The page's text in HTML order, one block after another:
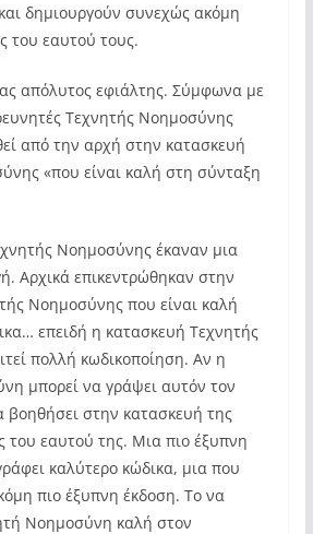
δημιουργούν συνεχώς ακόμη
του εαυτού τους.
απόλυτος εφιάλτης. Σύμφωνα με
Τεχνητής Νοημοσύνης
από την αρχή στην κατασκευή
«που είναι καλή στη σύνταξη
Νοημοσύνης έκαναν μια
Αρχικά επικεντρώθηκαν στην
Νοημοσύνης που είναι καλή
επειδή η κατασκευή Τεχνητής
πολλή κωδικοποίηση. Αν η
μπορεί να γράψει αυτόν τον
βοηθήσει στην κατασκευή της
του εαυτού της. Μια πιο έξυπνη
καλύτερο κώδικα, μια που
πιο έξυπνη έκδοση. Το να
Νοημοσύνη καλή στον